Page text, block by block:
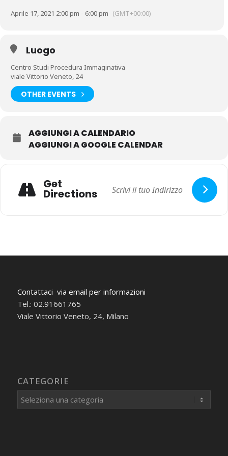
(anche di diversa formazione) iscritti ai rispettivi albi professionali,
Aprile 17, 2021 2:00 pm - 6:00 pm (GMT+00:00)
Luogo
Centro Studi Procedura Immaginativa
viale Vittorio Veneto, 24
OTHER EVENTS
AGGIUNGI A CALENDARIO
AGGIUNGI A GOOGLE CALENDAR
Get
Directions
Contattaci via email per informazioni
Tel.: 02.91661765
Viale Vittorio Veneto, 24, Milano
CATEGORIE
Categorie